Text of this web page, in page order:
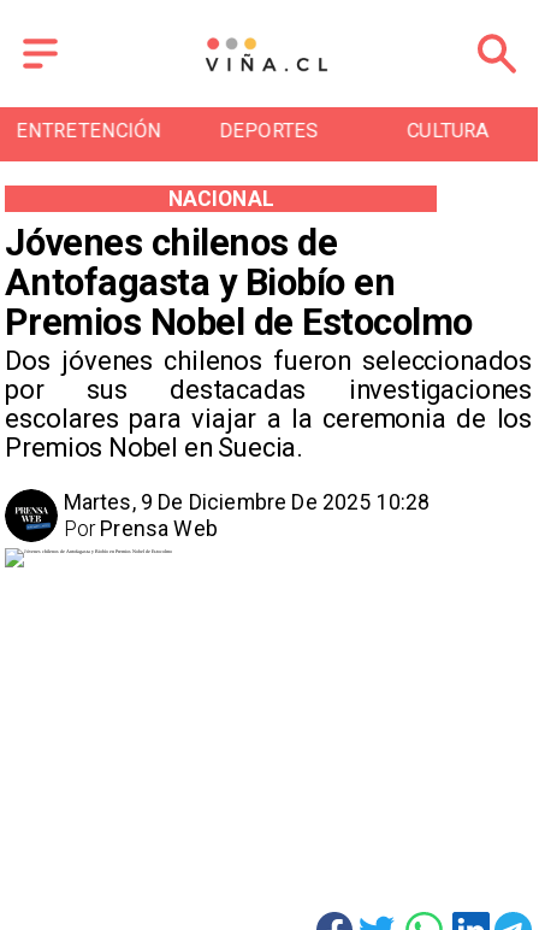
ENTRETENCIÓN DEPORTES CULTURA
Jóvenes chilenos de
Antofagasta y Biobío en
Premios Nobel de Estocolmo
Dos jóvenes chilenos fueron seleccionados
por sus destacadas investigaciones
escolares para viajar a la ceremonia de los
Premios Nobel en Suecia.
NACIONAL
Martes, 9 De Diciembre De 2025 10:28
Prensa Web
Por